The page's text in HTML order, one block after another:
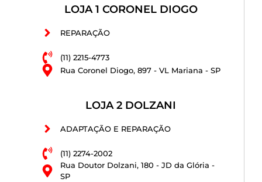
LOJA 1 CORONEL DIOGO
REPARAÇÃO
(11) 2215-4773
Rua Coronel Diogo, 897 - VL Mariana - SP
LOJA 2 DOLZANI
ADAPTAÇÃO E REPARAÇÃO
(11) 2274-2002
Rua Doutor Dolzani, 180 - JD da Glória -
SP